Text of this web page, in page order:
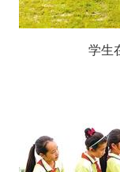
学生